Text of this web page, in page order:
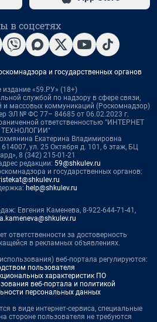
в соцсетях
и государственных органов
издание «59.РУ» (18+)
службой по надзору в сфере связи,
и массовых коммуникаций (Роскомнадзор)
ЭЛ № ФС 77– 84685 от 06.02.2023 г.
ответственностью "ИНТЕРНЕТ
ТЕХНОЛОГИИ"
Екатерина Владимировна
ул. 25 Октября д. 101, 6 этаж, БЦ
8 (342) 215-01-21
редакции: 59@shkulev.ru
и государственных органов:
help@shkulev.ru
Евгения Каменева, 8-922-644-71-41,
ответственности за достоверность
в рекламных объявлениях.
веб-портала регулируются:
пользователя
характеристик ПО
веб-портала и политикой
персональных данных
в виде интернет-сервиса, специальные
стороне пользователя не требуются